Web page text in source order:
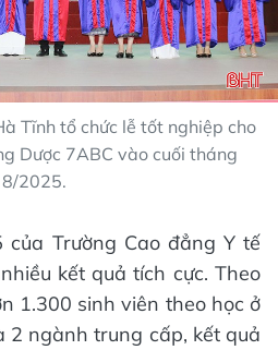
Tĩnh tổ chức lễ tốt nghiệp cho
Dược 7ABC vào cuối tháng
8/2025.
Trường Cao đẳng Y tế
kết quả tích cực. Theo
1.300 sinh viên theo học ở
2 ngành trung cấp, kết quả